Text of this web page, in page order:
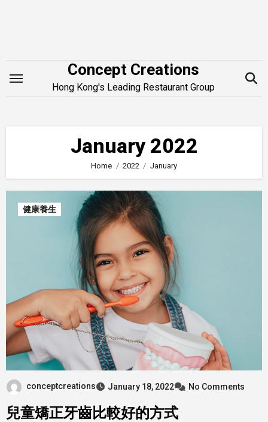
Concept Creations
Hong Kong's Leading Restaurant Group
January 2022
Home 2022 January
健康養生
conceptcreations January 18, 2022 No Comments
兒童矯正牙齒比較好的方式